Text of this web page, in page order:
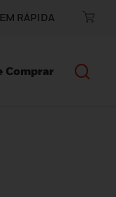
RÁPIDA
Comprar